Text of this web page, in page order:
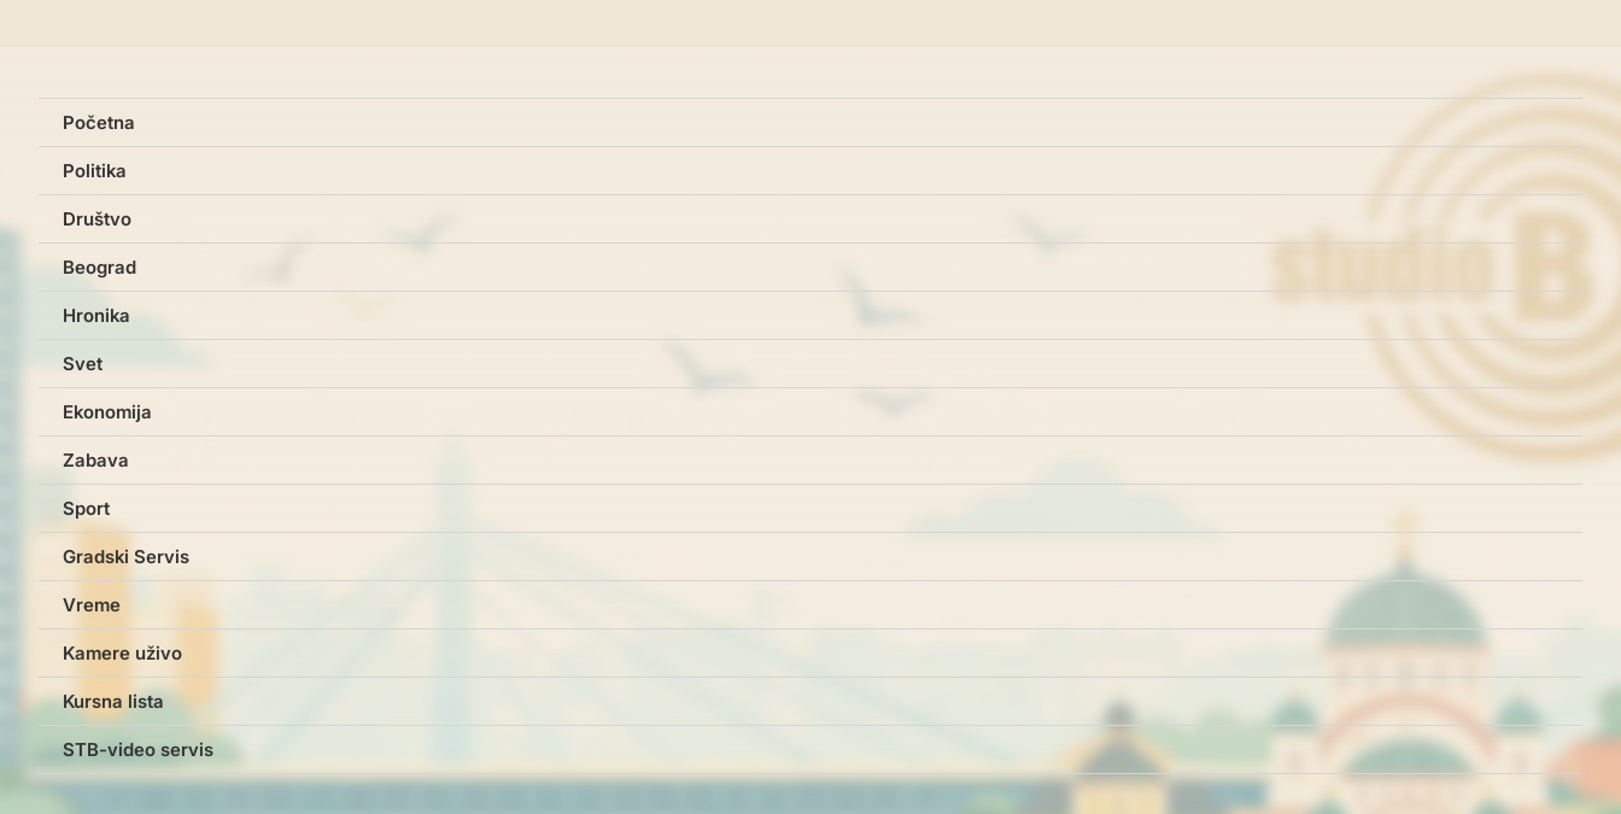
Početna
Politika
Društvo
Beograd
Hronika
Svet
Ekonomija
Zabava
Sport
Gradski Servis
Vreme
Kamere uživo
Kursna lista
STB-video servis